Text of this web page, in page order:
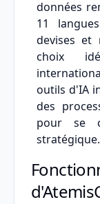
données
11
devises et
choix
outils d'IA
des
pour se
stratégique.